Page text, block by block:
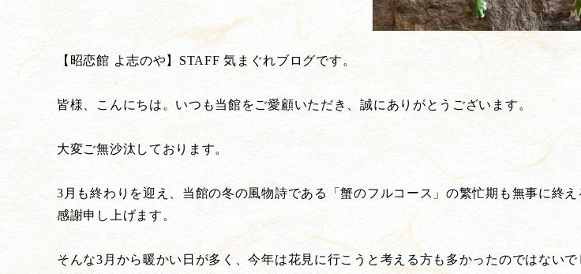
【昭恋館 よ志のや】STAFF 気まぐれブログです。
皆様、こんにちは。いつも当館をご愛顧いただき、誠にありがとうございます。
大変ご無沙汰しております。
3月も終わりを迎え、当館の冬の風物詩である「蟹のフルコース」の繁忙期も無事に終
感謝申し上げます。
そんな3月から暖かい日が多く、今年は花見に行こうと考える方も多かったのではないで